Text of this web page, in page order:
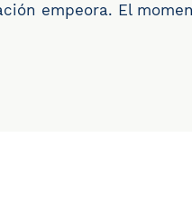
empeora. El